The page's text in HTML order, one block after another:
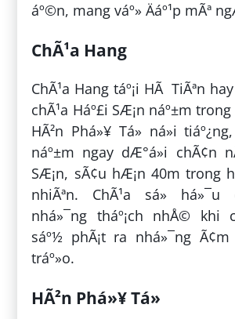
áº©n, mang váº» Äáº¹p mÃª
ChÃ¹a Hang
ChÃ¹a Hang táº¡i HÃ TiÃªn hay
chÃ¹a Háº£i SÆ¡n náº±m trong
HÃ²n Phá»¥ Tá»­ ná»i
náº±m ngay dÆ°á»i chÃ¢n
SÆ¡n, sÃ¢u hÆ¡n 40m trong
nhiÃªn. ChÃ¹a sá»
nhá»¯ng tháº¡ch nhÅ© khi
sáº½ phÃ¡t ra nhá»¯ng
tráº»o.
HÃ²n Phá»¥ Tá»­